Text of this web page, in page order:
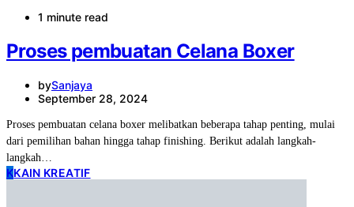
1 minute read
Proses pembuatan Celana Boxer
bySanjaya
September 28, 2024
Proses pembuatan celana boxer melibatkan beberapa tahap penting, mulai
dari pemilihan bahan hingga tahap finishing. Berikut adalah langkah-
langkah…
KKAIN KREATIF